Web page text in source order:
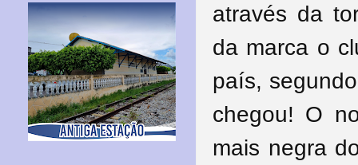
através da
da marca o
país,
chegou! O
mais negra